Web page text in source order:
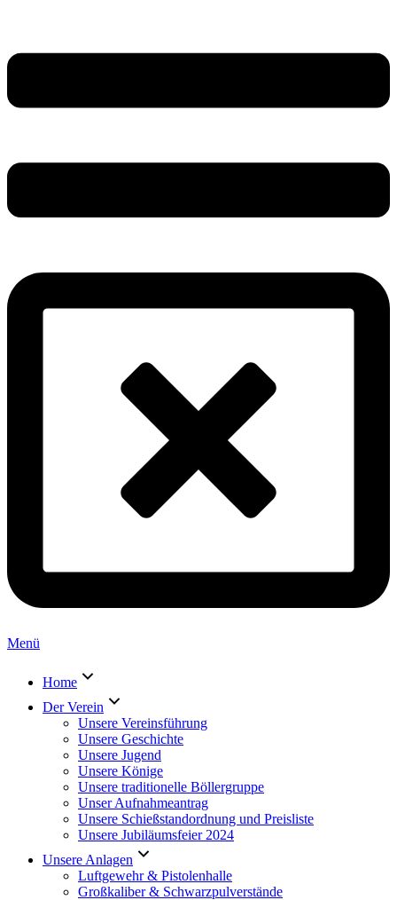
Menü
Home
Der Verein
Unsere Vereinsführung
Unsere Geschichte
Unsere Jugend
Unsere Könige
Unsere traditionelle Böllergruppe
Unser Aufnahmeantrag
Unsere Schießstandordnung und Preisliste
Unsere Jubiläumsfeier 2024
Unsere Anlagen
Luftgewehr & Pistolenhalle
Großkaliber & Schwarzpulverstände